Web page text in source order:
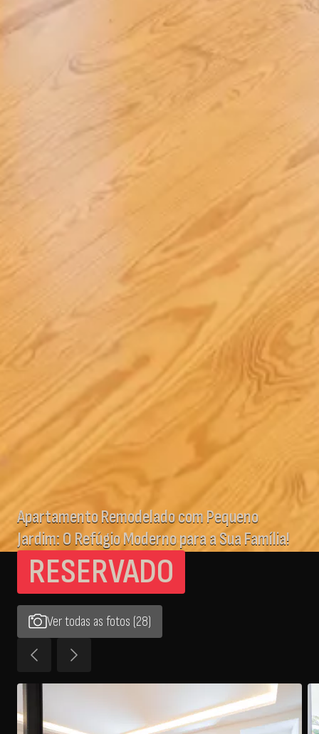
Apartamento Remodelado com Pequeno
Jardim: O Refúgio Moderno para a Sua Família!
RESERVADO
Ver todas as fotos (28)